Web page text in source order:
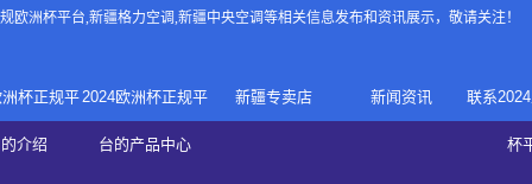
欧洲杯平台,新疆格力空调,新疆中央空调等相关信息发布和资讯展示，敬请关注！
杯正规平
介绍
正规欧洲
2024欧洲杯正规平
台的产品中心
家庭中央空调
新疆专卖店 新闻资讯 联系
杯